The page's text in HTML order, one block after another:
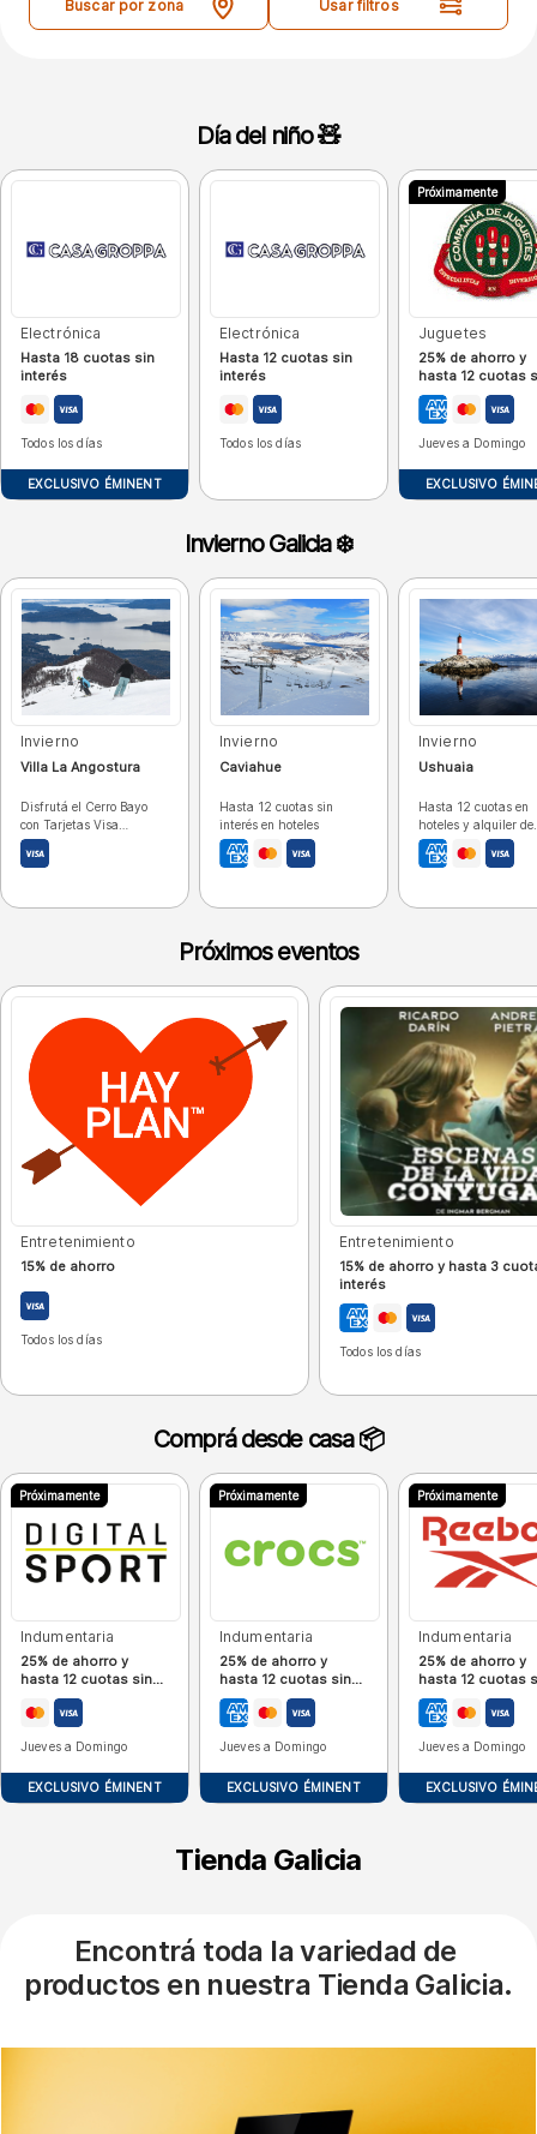
Buscar por zona Usar filtros
Día del niño 🧸
Electrónica
Hasta 18 cuotas sin
interés
Todos los días
EXCLUSIVO ÉMINENT
Electrónica
Hasta 12 cuotas sin
interés
Todos los días
Próximamente
Juguetes
25% de ahorro y
hasta 12 cuotas
interés
Jueves a Domingo
EXCLUSIVO
Invierno Galicia ❄️
Invierno
Villa La Angostura
Disfrutá el Cerro Bayo
con Tarjetas Visa
Signature
Invierno
Caviahue
Hasta 12 cuotas sin
interés en hoteles
Invierno
Ushuaia
Hasta 12 cuotas en
hoteles y alquiler de
autos
Próximos eventos
Entretenimiento
15% de ahorro
Todos los días
Entretenimiento
15% de ahorro y hasta 3
interés
Todos los días
Comprá desde casa 📦
Próximamente
Indumentaria
25% de ahorro y
hasta 12 cuotas sin
interés
Jueves a Domingo
EXCLUSIVO ÉMINENT
Próximamente
Indumentaria
25% de ahorro y
hasta 12 cuotas sin
interés
Jueves a Domingo
EXCLUSIVO ÉMINENT
Próximamente
Indumentaria
25% de ahorro y
hasta 12 cuotas
interés
Jueves a Domingo
EXCLUSIVO
Tienda Galicia
Encontrá toda la variedad de
productos en nuestra Tienda Galicia.